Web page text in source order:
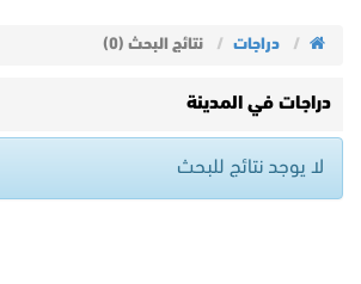
دراجات نتائج البحث (0)
دراجات في المدينة
لا يوجد نتائج للبحث